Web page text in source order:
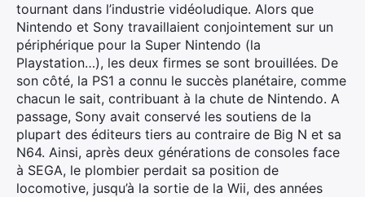
tournant dans l’industrie vidéoludique. Alors que
Nintendo et Sony travaillaient conjointement sur un
périphérique pour la Super Nintendo (la
Playstation…), les deux firmes se sont brouillées. De
son côté, la PS1 a connu le succès planétaire, comme
chacun le sait, contribuant à la chute de Nintendo. A
passage, Sony avait conservé les soutiens de la
plupart des éditeurs tiers au contraire de Big N et sa
N64. Ainsi, après deux générations de consoles face
à SEGA, le plombier perdait sa position de
locomotive, jusqu’à la sortie de la Wii, des années